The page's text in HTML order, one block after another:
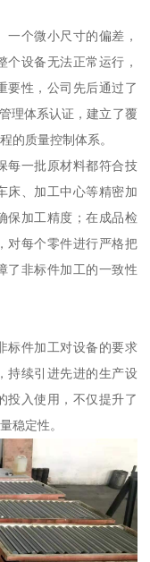
个微小尺寸的偏差，
设备无法正常运行，
要性，公司先后通过了
理体系认证，建立了覆
的质量控制体系。
每一批原材料都符合技
床、加工中心等精密加
保加工精度；在成品检
对每个零件进行严格把
了非标件加工的一致性
标件加工对设备的要求
持续引进先进的生产设
投入使用，不仅提升了
稳定性。